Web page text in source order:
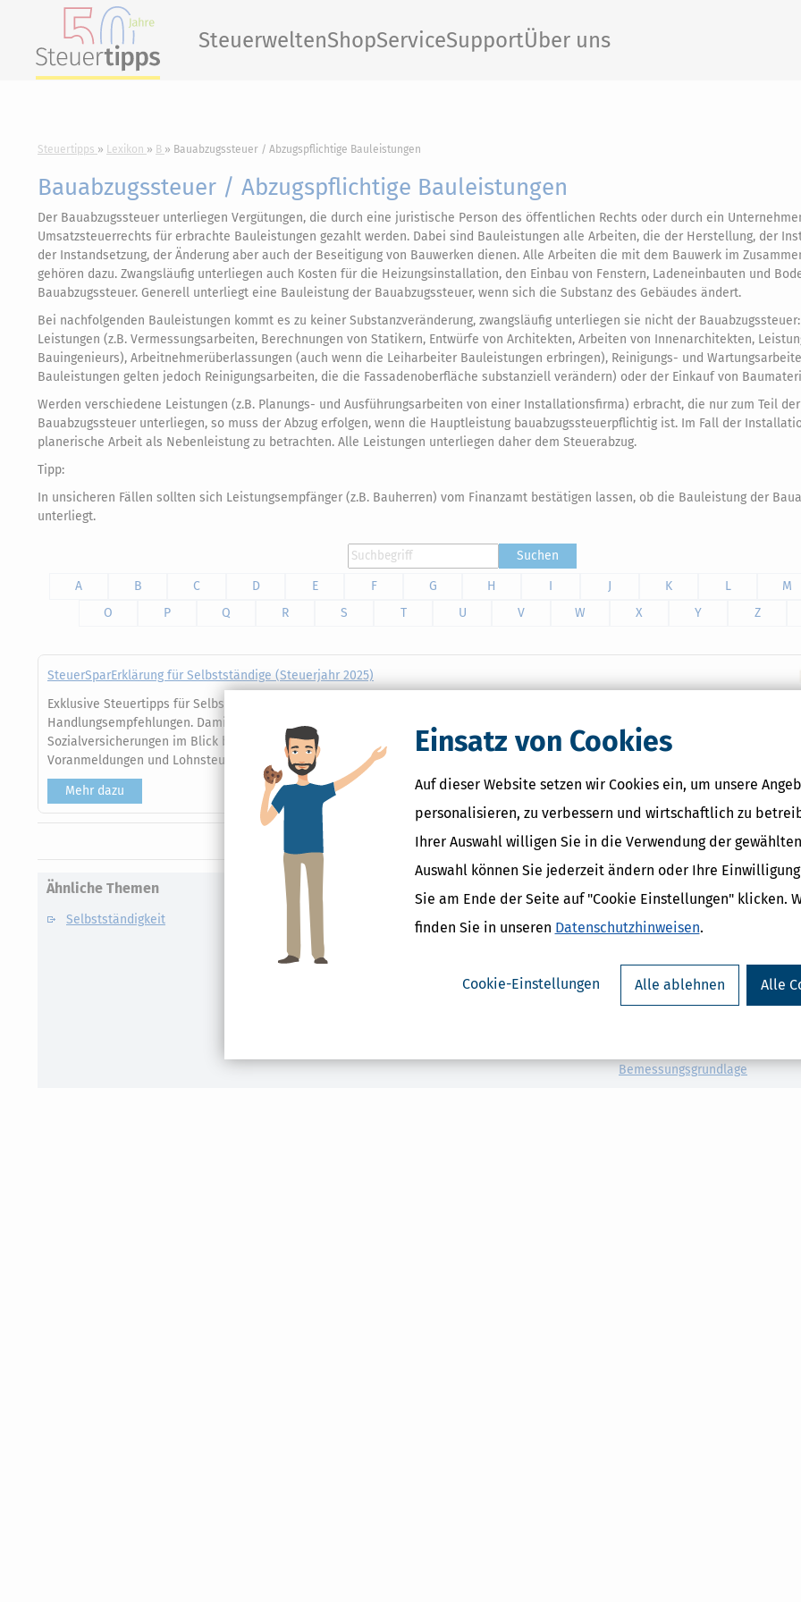
Einsatz von Cookies
Auf dieser Website setzen wir Cookies ein, um unsere
personalisieren, zu verbessern und wirtschaftlich zu
Ihrer Auswahl willigen Sie in die Verwendung der
Auswahl können Sie jederzeit ändern oder Ihre
Sie am Ende der Seite auf "Cookie Einstellungen" klicken.
finden Sie in unseren Datenschutzhinweisen.
Cookie-Einstellungen Alle ablehnen Alle
SteuerweltenShopServiceSupportÜber uns
Steuertipps Lexikon B Bauabzugssteuer / Abzugspflichtige Bauleistungen
Bauabzugssteuer / Abzugspflichtige Bauleistungen
Der Bauabzugssteuer unterliegen Vergütungen, die durch eine juristische Person des öffentlichen Rechts oder durch ein
Umsatzsteuerrechts für erbrachte Bauleistungen gezahlt werden. Dabei sind Bauleistungen alle Arbeiten, die der Herstellung, der
der Instandsetzung, der Änderung aber auch der Beseitigung von Bauwerken dienen. Alle Arbeiten die mit dem Bauwerk im
gehören dazu. Zwangsläufig unterliegen auch Kosten für die Heizungsinstallation, den Einbau von Fenstern, Ladeneinbauten und
Bauabzugssteuer. Generell unterliegt eine Bauleistung der Bauabzugssteuer, wenn sich die Substanz des Gebäudes ändert.
Bei nachfolgenden Bauleistungen kommt es zu keiner Substanzveränderung, zwangsläufig unterliegen sie nicht der
Leistungen (z.B. Vermessungsarbeiten, Berechnungen von Statikern, Entwürfe von Architekten, Arbeiten von Innenarchitekten,
Bauingenieurs), Arbeitnehmerüberlassungen (auch wenn die Leiharbeiter Bauleistungen erbringen), Reinigungs- und
Bauleistungen gelten jedoch Reinigungsarbeiten, die die Fassadenoberfläche substanziell verändern) oder der Einkauf von
Werden verschiedene Leistungen (z.B. Planungs- und Ausführungsarbeiten von einer Installationsfirma) erbracht, die nur zum Teil der
Bauabzugssteuer unterliegen, so muss der Abzug erfolgen, wenn die Hauptleistung bauabzugssteuerpflichtig ist. Im Fall der
planerische Arbeit als Nebenleistung zu betrachten. Alle Leistungen unterliegen daher dem Steuerabzug.
Tipp:
In unsicheren Fällen sollten sich Leistungsempfänger (z.B. Bauherren) vom Finanzamt bestätigen lassen, ob die Bauleistung der
unterliegt.
Suchen
A
B C D E F G H I J K L M
O
P Q R S T U V W X Y Z
SteuerSparErklärung für Selbstständige (Steuerjahr 2025)
Exklusive Steuertipps für Selbstständige, Freiberufler und kleine Unternehmen mit vielen praktischen Beispielen und
Handlungsempfehlungen. Damit Sie Ihre Betriebsausgaben gestalten, so die EÜR optimieren können und die
Sozialversicherungen im Blick behalten! Erledigen Sie Ihre Umsatzsteuer- und Gewerbesteuererklärung, die Umsatzsteuer-
Voranmeldungen und Lohnsteueranmeldungen einfach selbst.
Mehr dazu
Ähnliche Themen
Selbstständigkeit
Verwandte Begriffe
Bauabzugssteuer / Abführung
Bauabzugssteuer / Haftung
Bauabzugssteuer /
Bauabzugssteuer
Bemessungsgrundlage